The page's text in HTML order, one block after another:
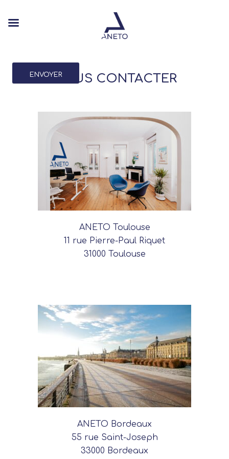
NOUS CONTACTER
ENVOYER
ANETO Toulouse
11 rue Pierre-Paul Riquet
31000 Toulouse
ANETO Bordeaux
55 rue Saint-Joseph
33000 Bordeaux